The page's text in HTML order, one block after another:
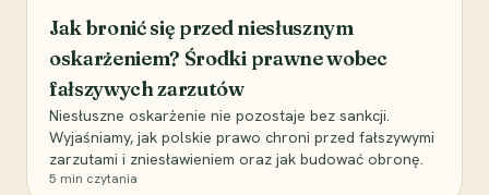
Jak bronić się przed niesłusznym
oskarżeniem? Środki prawne wobec
fałszywych zarzutów
Niesłuszne oskarżenie nie pozostaje bez sankcji.
Wyjaśniamy, jak polskie prawo chroni przed fałszywymi
zarzutami i zniesławieniem oraz jak budować obronę.
5 min czytania